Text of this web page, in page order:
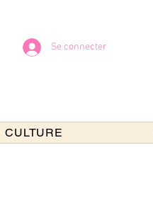
Se connecter
CULTURE